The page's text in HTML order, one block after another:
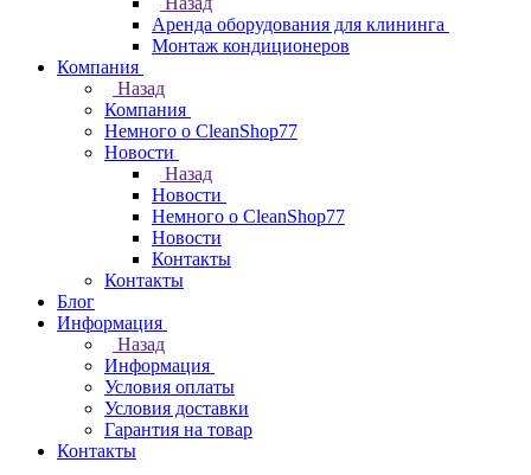
Аренда оборудования для клининга
Монтаж кондиционеров
Компания
Назад
Компания
Немного о CleanShop77
Новости
Назад
Новости
Немного о CleanShop77
Новости
Контакты
Контакты
Блог
Информация
Назад
Информация
Условия оплаты
Условия доставки
Гарантия на товар
Контакты